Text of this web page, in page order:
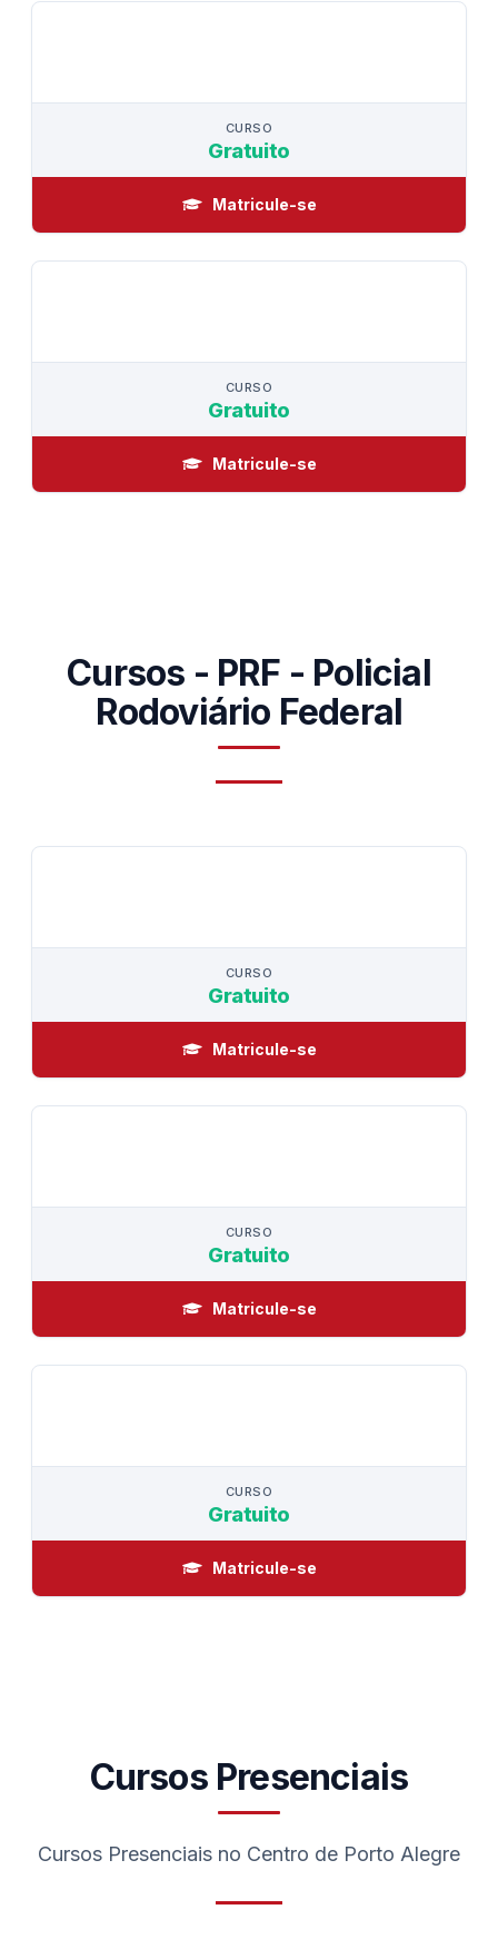
CURSO
Gratuito
Matricule-se
CURSO
Gratuito
Matricule-se
Cursos - PRF - Policial
Rodoviário Federal
CURSO
Gratuito
Matricule-se
CURSO
Gratuito
Matricule-se
CURSO
Gratuito
Matricule-se
Cursos Presenciais
Cursos Presenciais no Centro de Porto Alegre